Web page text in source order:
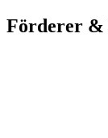
Förderer &